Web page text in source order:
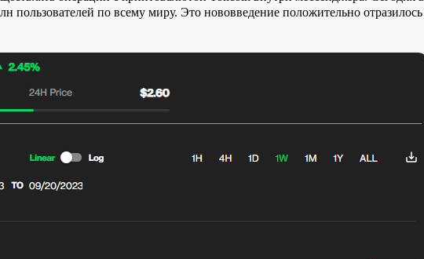
пользователей по всему миру. Это нововведение положительно